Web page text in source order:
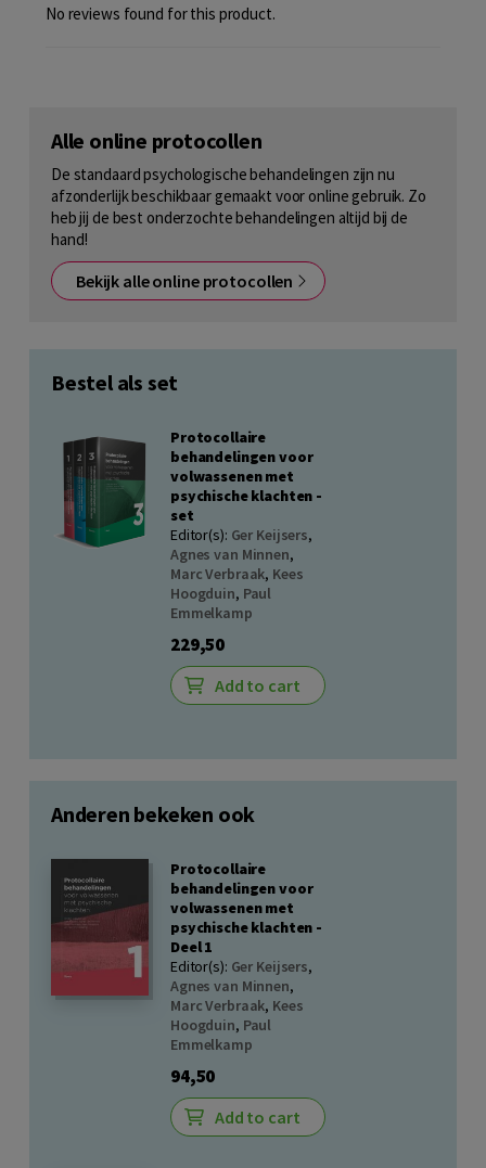
No reviews found for this product.
Alle online protocollen
De standaard psychologische behandelingen zijn nu
afzonderlijk beschikbaar gemaakt voor online gebruik. Zo
heb jij de best onderzochte behandelingen altijd bij de
hand!
Bekijk alle online protocollen
Bestel als set
Protocollaire
behandelingen voor
volwassenen met
psychische klachten -
set
Editor(s): Ger Keijsers,
Agnes van Minnen,
Marc Verbraak, Kees
Hoogduin, Paul
Emmelkamp
229,50
Add to cart
Anderen bekeken ook
Protocollaire
behandelingen voor
volwassenen met
psychische klachten -
Deel 1
Editor(s): Ger Keijsers,
Agnes van Minnen,
Marc Verbraak, Kees
Hoogduin, Paul
Emmelkamp
94,50
Add to cart